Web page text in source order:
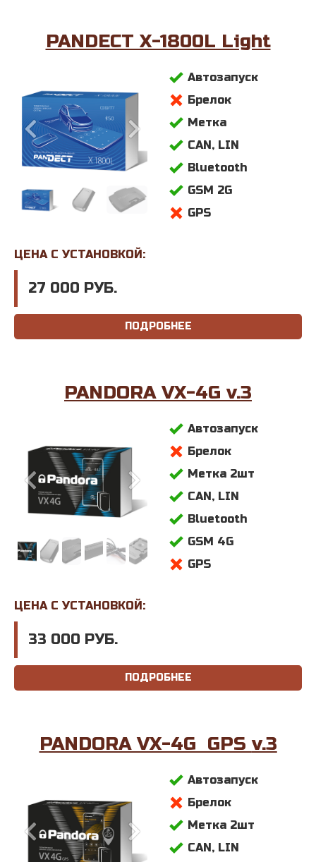
PANDECT X-1800L Light
Автозапуск
Брелок
Метка
CAN, LIN
Bluetooth
GSM 2G
GPS
ЦЕНА С УСТАНОВКОЙ:
27 000 РУБ.
ПОДРОБНЕЕ
PANDORA VX-4G v.3
Автозапуск
Брелок
Метка 2шт
CAN, LIN
Bluetooth
GSM 4G
GPS
ЦЕНА С УСТАНОВКОЙ:
33 000 РУБ.
ПОДРОБНЕЕ
PANDORA VX-4G GPS v.3
Автозапуск
Брелок
Метка 2шт
CAN, LIN